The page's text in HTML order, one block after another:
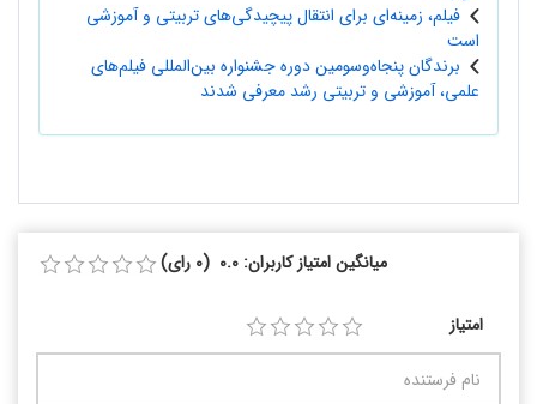
فیلم، زمینه‌ای برای انتقال پیچیدگی‌های تربیتی و آموزشی
است
برندگان پنجاه‌وسومین دوره جشنواره بین‌المللی فیلم‌های
علمی، آموزشی و تربیتی رشد معرفی شدند
میانگین امتیاز کاربران: 0.0 (0 رای)
امتیاز